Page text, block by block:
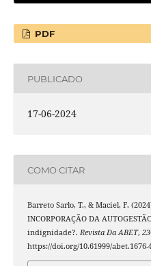
PDF
PUBLICADO
17-06-2024
COMO CITAR
Barreto Sarlo, T., & Maciel, F.
INCORPORAÇÃO DA
indignidade?. Revista Da ABET, 23
https://doi.org/10.61999/abet.1676-